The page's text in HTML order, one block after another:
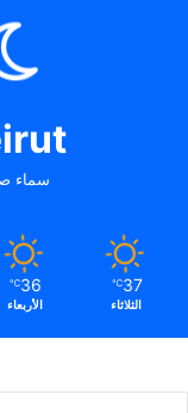
سماء
37
℃
الثلاثاء
36
℃
الأربعاء